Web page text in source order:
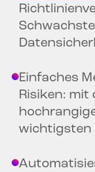
Einfaches
Risiken: mit
wichtigsten